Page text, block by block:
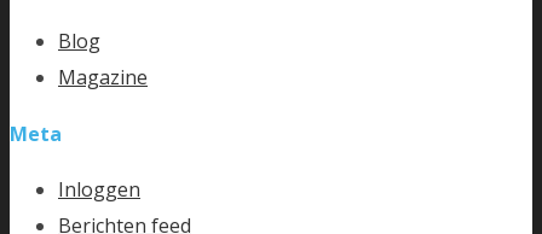
Blog
Magazine
Meta
Inloggen
Berichten feed